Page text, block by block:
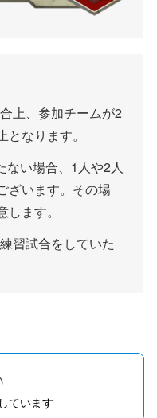
上、参加チームが2
なります。
ない場合、1人や2人
ざいます。その場
ます。
習試合をしていた
ています